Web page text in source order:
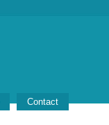
Contact